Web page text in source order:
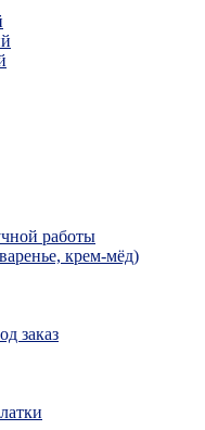
работы
крем-мёд)
заказ